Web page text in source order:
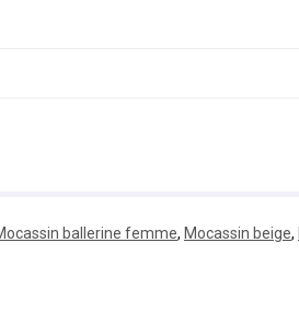
ballerine femme, Mocassin beige,